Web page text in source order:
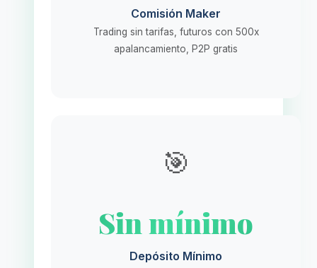
Comisión Maker
Trading sin tarifas, futuros con 500x
apalancamiento, P2P gratis
🎯
Sin mínimo
Depósito Mínimo